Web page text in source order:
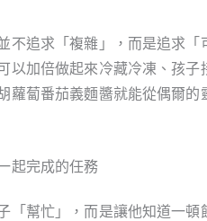
不追求「複雜」，而是追求「
以加倍做起來冷藏冷凍、孩子
蘿蔔番茄義麵醬就能從偶爾的
起完成的任務
「幫忙」，而是讓他知道一頓